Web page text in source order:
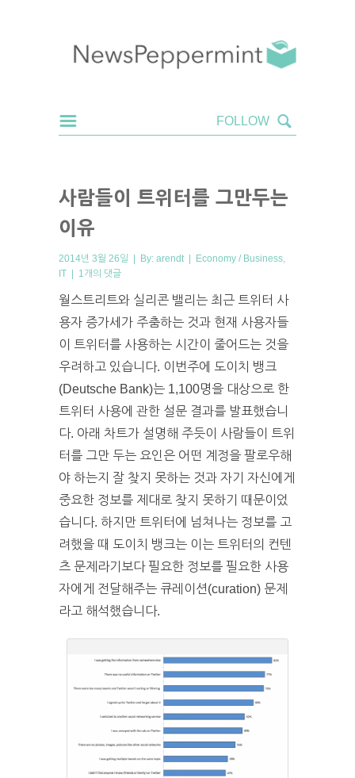
사람들이 트위터를 그만두는
이유
2014년 3월 26일 | By: arendt | Economy / Business
IT | 1개의 댓글
월스트리트와 실리콘 밸리는 최근 트위터 사
용자 증가세가 주춤하는 것과 현재 사용자들
이 트위터를 사용하는 시간이 줄어드는 것을
우려하고 있습니다. 이번주에 도이치 뱅크
(Deutsche Bank)는 1,100명을 대상으로 한
트위터 사용에 관한 설문 결과를 발표했습니
다. 아래 차트가 설명해 주듯이 사람들이 트위
터를 그만 두는 요인은 어떤 계정을 팔로우해
야 하는지 잘 찾지 못하는 것과 자기 자신에게
중요한 정보를 제대로 찾지 못하기 때문이었
습니다. 하지만 트위터에 넘쳐나는 정보를 고
려했을 때 도이치 뱅크는 이는 트위터의 컨텐
츠 문제라기보다 필요한 정보를 필요한 사용
자에게 전달해주는 큐레이션(curation) 문제
라고 해석했습니다.